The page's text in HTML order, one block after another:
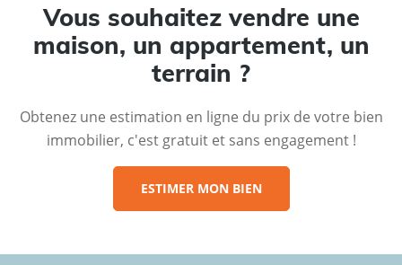
Vous souhaitez vendre une
maison, un appartement, un
terrain ?
Obtenez une estimation en ligne du prix de votre bien
immobilier, c'est gratuit et sans engagement !
ESTIMER MON BIEN